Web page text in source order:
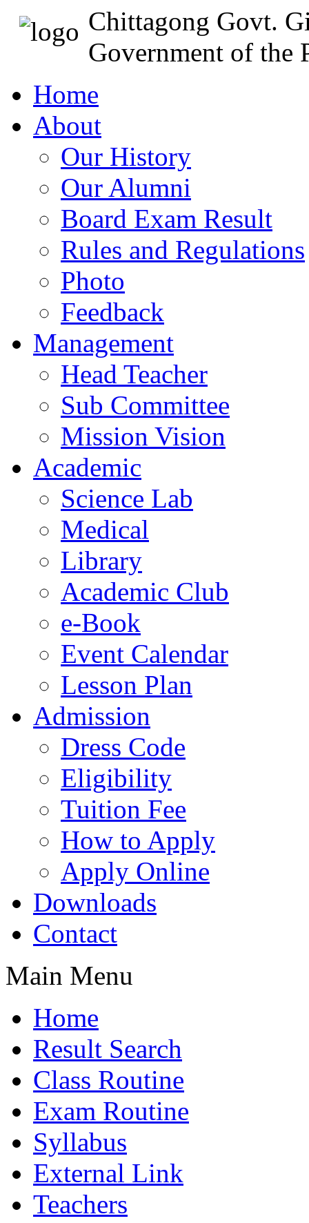
Chittagong Govt.
Government of the
Home
About
Our History
Our Alumni
Board Exam Result
Rules and Regulations
Photo
Feedback
Management
Head Teacher
Sub Committee
Mission Vision
Academic
Science Lab
Medical
Library
Academic Club
e-Book
Event Calendar
Lesson Plan
Admission
Dress Code
Eligibility
Tuition Fee
How to Apply
Apply Online
Downloads
Contact
Main Menu
Home
Result Search
Class Routine
Exam Routine
Syllabus
External Link
Teachers